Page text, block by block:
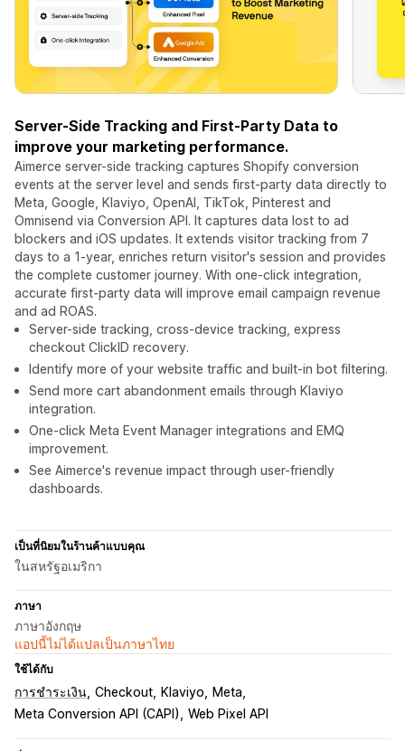
Server-Side Tracking and First-Party Data to
improve your marketing performance.
Aimerce server-side tracking captures Shopify conversion
events at the server level and sends first-party data directly to
Meta, Google, Klaviyo, OpenAI, TikTok, Pinterest and
Omnisend via Conversion API. It captures data lost to ad
blockers and iOS updates. It extends visitor tracking from 7
days to a 1-year, enriches return visitor's session and provides
the complete customer journey. With one-click integration,
accurate first-party data will improve email campaign revenue
and ad ROAS.
Server-side tracking, cross-device tracking, express
checkout ClickID recovery.
Identify more of your website traffic and built-in bot filtering.
Send more cart abandonment emails through Klaviyo
integration.
One-click Meta Event Manager integrations and EMQ
improvement.
See Aimerce's revenue impact through user-friendly
dashboards.
เป็นที่นิยมในร้านค้าแบบคุณ
ในสหรัฐอเมริกา
ภาษา
ภาษาอังกฤษ
แอปนี้ไม่ได้แปลเป็นภาษาไทย
ใช้ได้กับ
การชำระเงิน Checkout Klaviyo
Meta
Meta Conversion API (CAPI)
Web Pixel API